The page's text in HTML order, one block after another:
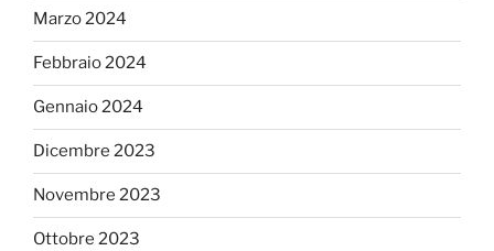
Marzo 2024
Febbraio 2024
Gennaio 2024
Dicembre 2023
Novembre 2023
Ottobre 2023